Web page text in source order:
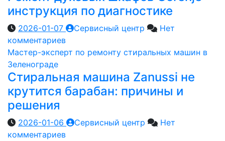
инструкция по диагностике
2026-01-07 Сервисный центр
Нет
комментариев
Мастер-эксперт по ремонту стиральных машин в
Зеленограде
Стиральная машина Zanussi не
крутится барабан: причины и
решения
2026-01-06 Сервисный центр
Нет
комментариев